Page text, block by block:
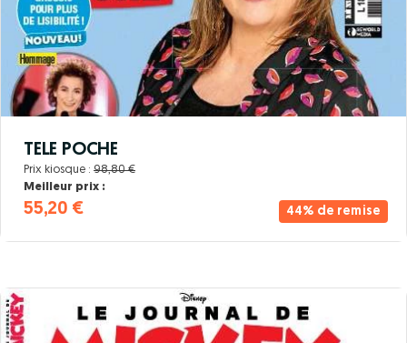
44% de remise
TELE POCHE
Prix kiosque : 98,80 €
Meilleur prix :
55,20 €